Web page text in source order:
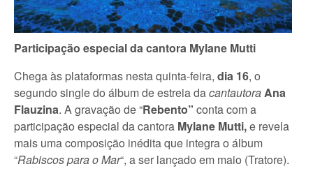
Participação especial da cantora Mylane Mutti
Chega às plataformas nesta quinta-feira, dia 16, o
segundo single do álbum de estreia dacantautoraAna
Flauzina. A gravação de “Rebento” conta com a
participação especial da cantora Mylane Mutti,e revela
mais uma composição inédita que integra o álbum
“Rabiscos para o Mar“, a ser lançado em maio (Tratore).